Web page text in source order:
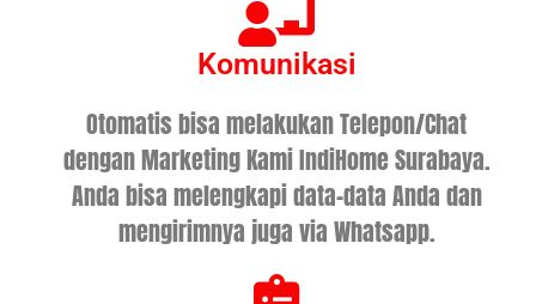
Komunikasi
Otomatis bisa melakukan Telepon/Chat
dengan Marketing Kami IndiHome Surabaya.
Anda bisa melengkapi data-data Anda dan
mengirimnya juga via Whatsapp.